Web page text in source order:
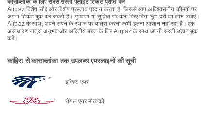
कासाब्लांका के लिए सबसे सस्ता फ्लाइट टिकट प्राप्त करें
Airpaz विशेष सौदे और विशेष प्रस्ताव प्रदान करता है, जिससे आप अविश्वसनीय कीमतों पर
अपना टिकट बुक कर सकते हैं। गुणवत्ता या सुविधा पर कमी किए बिना छूट दरों का लाभ उठाएं।
Airpaz के साथ, अपने सपने के स्थान पर यात्रा करना कभी इतना आसान नहीं रहा है। एक
असाधारण यात्रा अनुभव और अद्वितीय बचत के लिए Airpaz के साथ अपनी सस्ती उड़ान बुक
करें।
काहिरा से कासाब्लांका तक उपलब्ध एयरलाइनों की सूची
इजिप्ट एयर
रॉयल एयर मोरक्को